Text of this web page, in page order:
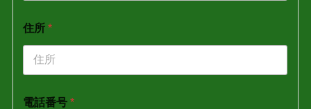
住所*
電話番号*